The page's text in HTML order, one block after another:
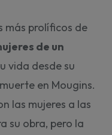
más prolíficos de
de un
vida desde su
en Mougins.
las mujeres a las
su obra, pero la